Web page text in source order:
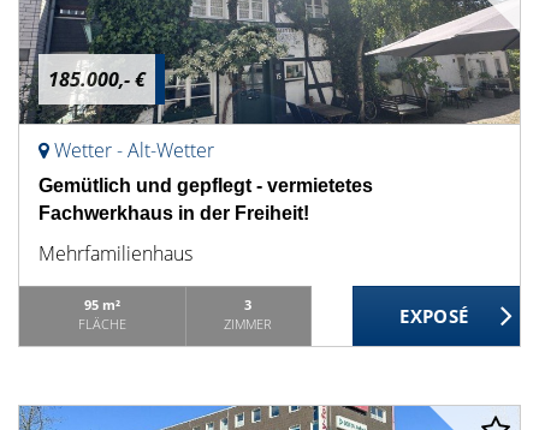
185.000,- €
Wetter - Alt-Wetter
Gemütlich und gepflegt - vermietetes
Fachwerkhaus in der Freiheit!
Mehrfamilienhaus
95 m²
FLÄCHE
3
ZIMMER